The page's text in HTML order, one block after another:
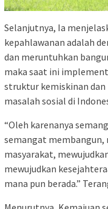
Selanjutnya, Ia
kepahlawanan adalah
dan meruntuhkan
maka saat ini
struktur kemiskinan dan
masalah sosial di
“Oleh karenanya
semangat
masyarakat,
mewujudkan
mana pun berada.”